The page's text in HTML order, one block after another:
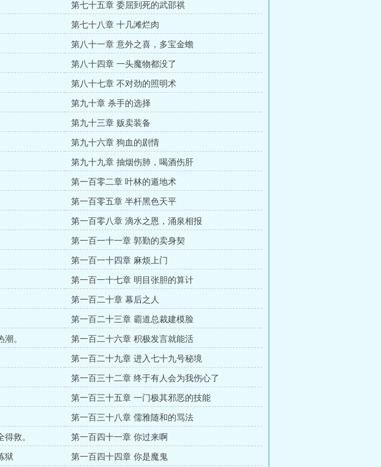
第七十五章 委屈到死的武邵祺
第七十八章 十几滩烂肉
第八十一章 意外之喜，多宝金蟾
第八十四章 一头魔物都没了
第八十七章 不对劲的照明术
第九十章 杀手的选择
第九十三章 贩卖装备
第九十六章 狗血的剧情
第九十九章 抽烟伤肺，喝酒伤肝
第一百零二章 叶林的遁地术
第一百零五章 半杆黑色天平
第一百零八章 滴水之恩，涌泉相报
第一百一十一章 郭勤的卖身契
第一百一十四章 麻烦上门
第一百一十七章 明目张胆的算计
第一百二十章 幕后之人
第一百二十三章 霸道总裁建模脸
。 第一百二十六章 积极发言就能活
第一百二十九章 进入七十九号秘境
第一百三十二章 终于有人会为我伤心了
第一百三十五章 一门极其邪恶的技能
第一百三十八章 儒雅随和的骂法
救。 第一百四十一章 你过来啊
狱 第一百四十四章 你是魔鬼